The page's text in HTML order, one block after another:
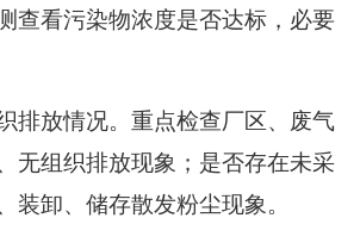
查看污染物浓度是否达标，必要
排放情况。重点检查厂区、废气
无组织排放现象；是否存在未采
装卸、储存散发粉尘现象。